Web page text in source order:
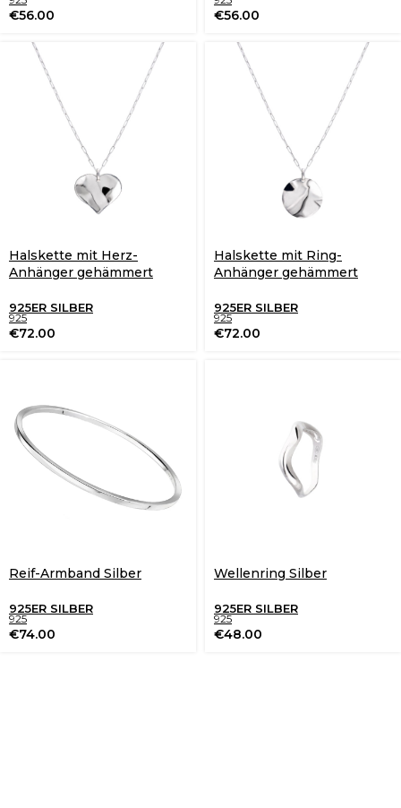
€56.00 €56.00
Halskette mit Herz-
Anhänger gehämmert
925ER SILBER
925
€72.00
Halskette mit Ring-
Anhänger gehämmert
925ER SILBER
925
€72.00
Reif-Armband Silber
925ER SILBER
925
€74.00
Wellenring Silber
925ER SILBER
925
€48.00